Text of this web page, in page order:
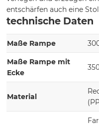
entschärfen auch eine
technische Daten
Maße Rampe
Maße Rampe mit
Ecke
Material